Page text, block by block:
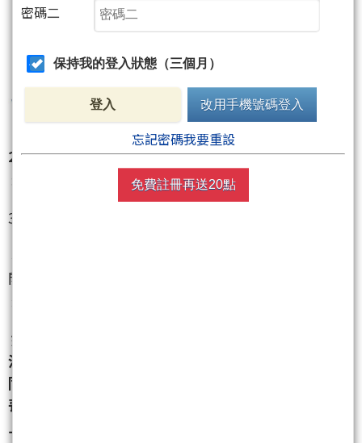
2.昨日歐美雖然大漲,但台股今天卻往下大跌.
這就是筆者想要避開的壓力風險.
3.
開的風險筆者也避開.
如果一個人多空都想做,是不存在格局的,沒有格局就
沒有波段操作的主軸.
同時一個人如果多空都想做,代表支撐與壓力的意識會
喪失,沒有了支撐與壓力如何判斷趨勢?
上漲看支撐,下跌看壓力.
密碼二
保持我的登入狀態（三個月）
登入 改用手機號碼登入
忘記密碼我要重設
免費註冊再送20點